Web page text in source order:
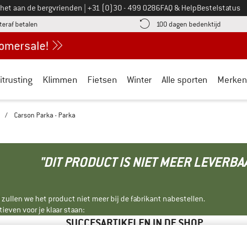
het aan de bergvrienden Bel ons op
+31 (0)30 - 499 0286FAQ & HelpBestelstatus
betalen vind de betalingsinformatie hier! Opent in een infovak
100 dagen bedenktijd Vind
Klimmen Fietsen Winter Alle sporten Merken
/ Carson Parka - Parka
"DIT PRODUCT IS NIET MEER
we het product niet meer bij de fabrikant nabestellen.
voor je klaar staan: